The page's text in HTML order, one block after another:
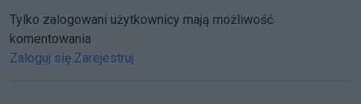
Tylko zalogowani użytkownicy mają możliwość
komentowania
Zaloguj się Zarejestruj